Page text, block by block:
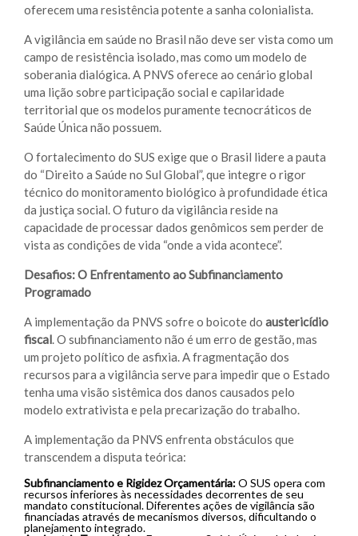
oferecem uma resistência potente a sanha colonialista.
A vigilância em saúde no Brasil não deve ser vista como um
campo de resistência isolado, mas como um modelo de
soberania dialógica. A PNVS oferece ao cenário global
uma lição sobre participação social e capilaridade
territorial que os modelos puramente tecnocráticos de
Saúde Única não possuem.
O fortalecimento do SUS exige que o Brasil lidere a pauta
do “Direito a Saúde no Sul Global”, que integre o rigor
técnico do monitoramento biológico à profundidade ética
da justiça social. O futuro da vigilância reside na
capacidade de processar dados genômicos sem perder de
vista as condições de vida “onde a vida acontece”.
Desafios: O Enfrentamento ao Subfinanciamento
Programado
A implementação da PNVS sofre o boicote do austericídio
fiscal. O subfinanciamento não é um erro de gestão, mas
um projeto político de asfixia. A fragmentação dos
recursos para a vigilância serve para impedir que o Estado
tenha uma visão sistêmica dos danos causados pelo
modelo extrativista e pela precarização do trabalho.
A implementação da PNVS enfrenta obstáculos que
transcendem a disputa teórica:
Subfinanciamento e Rigidez Orçamentária:O SUS opera com
recursos inferiores às necessidades decorrentes de seu
mandato constitucional. Diferentes ações de vigilância são
financiadas através de mecanismos diversos, dificultando o
planejamento integrado.